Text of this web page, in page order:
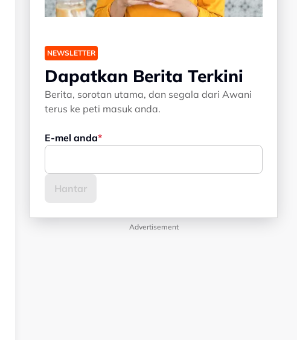
NEWSLETTER
Dapatkan Berita Terkini
Berita, sorotan utama, dan segala dari Awani
terus ke peti masuk anda.
E-mel anda
Advertisement